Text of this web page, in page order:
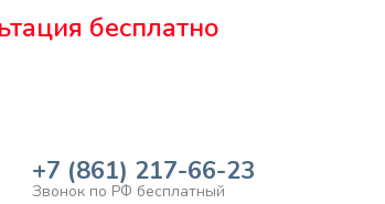
бесплатно
+7 (861) 217-66-23
Звонок по РФ бесплатный